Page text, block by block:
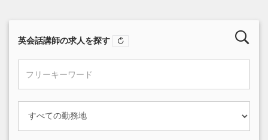
英会話講師の求人を探す